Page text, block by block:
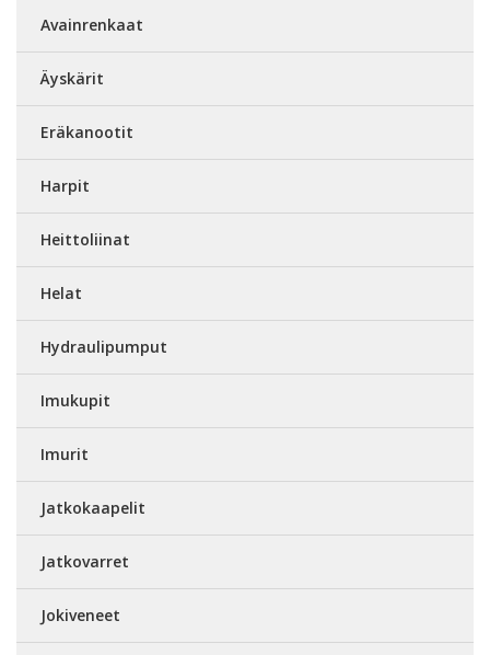
Avainrenkaat
Äyskärit
Eräkanootit
Harpit
Heittoliinat
Helat
Hydraulipumput
Imukupit
Imurit
Jatkokaapelit
Jatkovarret
Jokiveneet